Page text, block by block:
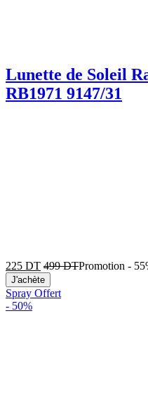
Lunette de Soleil
RB1971 9147/31
225 DT 499DTPromotion -
J'achète
Spray Offert
- 50%